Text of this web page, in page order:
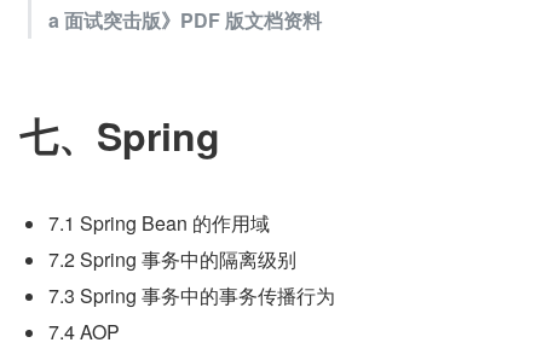
a 面试突击版》PDF 版文档资料
七、Spring
7.1 Spring Bean 的作用域
7.2 Spring 事务中的隔离级别
7.3 Spring 事务中的事务传播行为
7.4 AOP